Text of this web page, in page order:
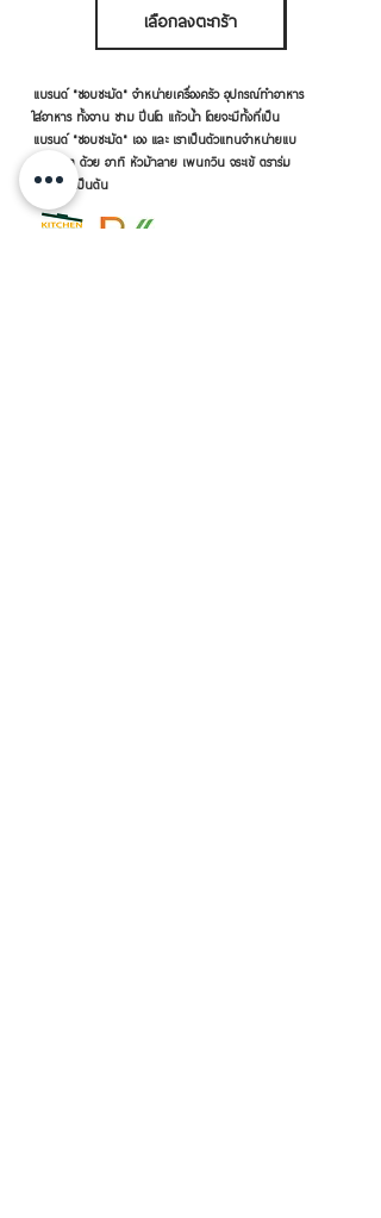
เลือกลงตะกร้า
แบรนด์ "ชอบชะมัด" จำหน่ายเครื่องครัว อุปกรณ์ทำอาหาร
ใส่อาหาร ทั้งจาน ชาม ปิ่นโต แก้วน้ำ โดยจะมีทั้งที่เป็น
แบรนด์ "ชอบชะมัด" เอง และ เราเป็นตัวแทนจำหน่ายแบ
รนด์อื่นๆ ด้วย อาทิ หัวม้าลาย เพนกวิน จระเข้ ตราร่ม
กระต่าย เป็นต้น